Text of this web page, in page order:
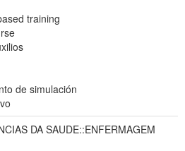
training
de simulación
DA SAUDE::ENFERMAGEM